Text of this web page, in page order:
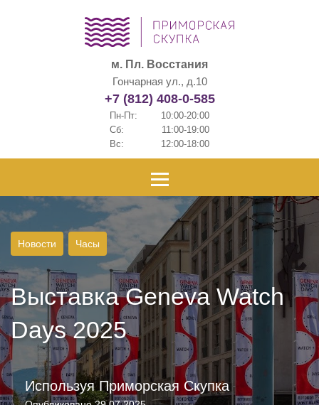
м. Пл. Восстания
Гончарная ул., д.10
+7 (812) 408-0-585
Пн-Пт:
10:00-20:00
Сб:
11:00-19:00
Вс:
12:00-18:00
Новости Часы
Выставка Geneva Watch
Days 2025
Используя Приморская Скупка